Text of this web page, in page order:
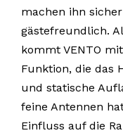
machen ihn
gästefreundlich.
kommt VENTO
Funktion, die das
und statische
feine Antennen
Einfluss auf die